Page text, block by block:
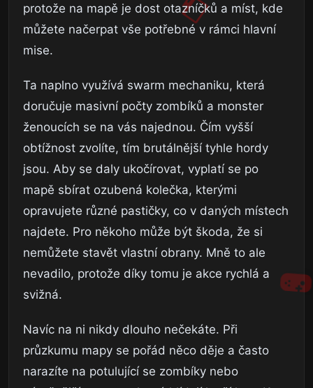
protože na mapě je dost otazníčků a míst, kde
můžete načerpat vše potřebné v rámci hlavní
mise.
Ta naplno využívá swarm mechaniku, která
doručuje masivní počty zombíků a monster
ženoucích se na vás najednou. Čím vyšší
obtížnost zvolíte, tím brutálnější tyhle hordy
jsou. Aby se daly ukočírovat, vyplatí se po
mapě sbírat ozubená kolečka, kterými
opravujete různé pastičky, co v daných místech
najdete. Pro někoho může být škoda, že si
nemůžete stavět vlastní obrany. Mně to ale
nevadilo, protože díky tomu je akce rychlá a
svižná.
Navíc na ni nikdy dlouho nečekáte. Při
průzkumu mapy se pořád něco děje a často
narazíte na potulující se zombíky nebo